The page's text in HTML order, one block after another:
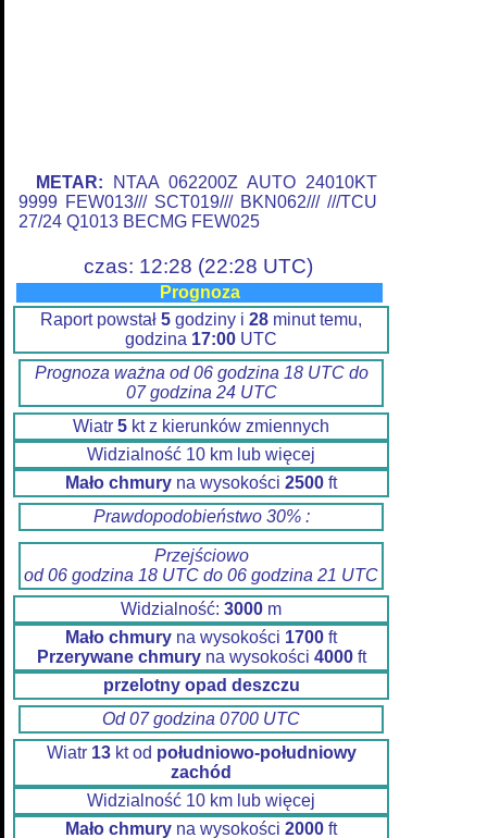
METAR: NTAA 062200Z AUTO 24010KT
9999 FEW013/// SCT019/// BKN062/// ///TCU
27/24 Q1013 BECMG FEW025
czas: 12:28 (22:28 UTC)
Prognoza
Raport powstał 5 godziny i 28 minut temu,
godzina 17:00 UTC
Prognoza ważna od 06 godzina 18 UTC do
07 godzina 24 UTC
Wiatr 5 kt z kierunków zmiennych
Widzialność 10 km lub więcej
Mało chmury na wysokości 2500 ft
Prawdopodobieństwo 30% :
Przejściowo
od 06 godzina 18 UTC do 06 godzina 21 UTC
Widzialność: 3000 m
Mało chmury na wysokości 1700 ft
Przerywane chmuryna wysokości 4000ft
przelotny opad deszczu
Od 07 godzina 0700 UTC
Wiatr 13kt od południowo-południowy
zachód
Widzialność 10 km lub więcej
Mało chmury na wysokości 2000 ft